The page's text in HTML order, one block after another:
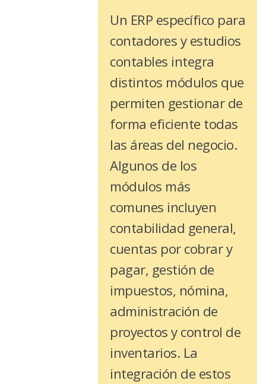
Un ERP específico para
contadores y estudios
contables integra
distintos módulos que
permiten gestionar de
forma eficiente todas
las áreas del negocio.
Algunos de los
módulos más
comunes incluyen
contabilidad general,
cuentas por cobrar y
pagar, gestión de
impuestos, nómina,
administración de
proyectos y control de
inventarios. La
integración de estos